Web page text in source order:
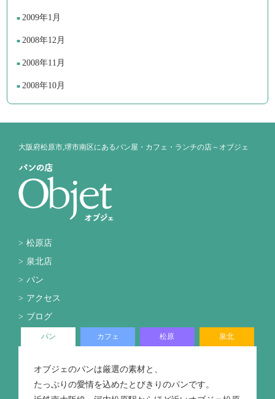
2009年1月
2008年12月
2008年11月
2008年10月
大阪府松原市,堺市南区にあるパン屋・カフェ・ランチの店～オブジェ
松原店
泉北店
パン
アクセス
ブログ
パン カフェ 松原 泉北
オブジェのパンは厳選の素材と、
たっぷりの愛情を込めたとびきりのパンです。